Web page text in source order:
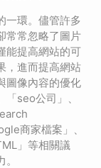
一環。儘管許多
常常忽略了圖片
能提高網站的可
，進而提高網站
圖像內容的優化
seo公司」、
商家檔案」、
」等相關議